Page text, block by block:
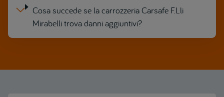
Cosa succede se la carrozzeria Carsafe F.Lli
Mirabelli trova danni aggiuntivi?